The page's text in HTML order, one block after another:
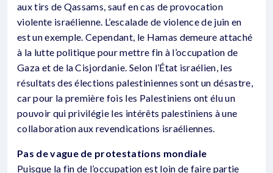
aux tirs de Qassams, sauf en cas de provocation
violente israélienne. L’escalade de violence de juin en
est un exemple. Cependant, le Hamas demeure attaché
à la lutte politique pour mettre fin à l’occupation de
Gaza et de la Cisjordanie. Selon l’État israélien, les
résultats des élections palestiniennes sont un désastre,
car pour la première fois les Palestiniens ont élu un
pouvoir qui privilégie les intérêts palestiniens à une
collaboration aux revendications israéliennes.
Pas de vague de protestations mondiale
Puisque la fin de l’occupation est loin de faire partie